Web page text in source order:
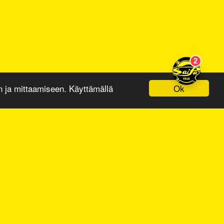
Ok
ja mittaamiseen. Käyttämällä